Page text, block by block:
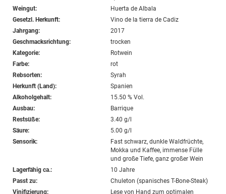
Weingut:
Huerta de Albala
Gesetzl. Herkunft:
Vino de la tierra de Cadiz
Jahrgang:
2017
Geschmacksrichtung:
trocken
Kategorie:
Rotwein
Farbe:
rot
Rebsorten:
Syrah
Herkunft (Land):
Spanien
Alkoholgehalt:
15.50 % Vol.
Ausbau:
Barrique
Restsüße:
3.40 g/l
Säure:
5.00 g/l
Sensorik:
Fast schwarz, dunkle Waldfrüchte,
Mokka und Kaffee, immense Fülle
und große Tiefe, ganz großer Wein
Lagerfähig ca.:
10 Jahre
Passt zu:
Chuleton (spanisches T-Bone-Steak)
Vinifizierung:
Lese von Hand zum optimalen